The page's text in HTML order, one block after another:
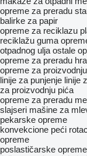
opreme za preradu
balirke za papir
opreme za reciklazu
reciklažu guma
otpadnog ulja ostale
opreme za preradu
opreme za
linije za punjenje linije
za proizvodnju pića
opreme za preradu
slajseri mašine za
pekarske opreme
konvekcione peći
opreme
poslastičarske opreme